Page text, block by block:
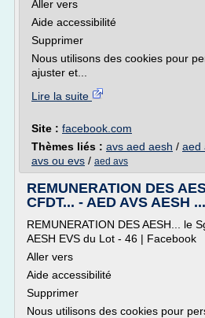
Aller vers
Aide accessibilité
Supprimer
Nous utilisons des cookies pour
ajuster et...
Lire la suite
Site : facebook.com
Thèmes liés : avs aed aesh / aed
avs ou evs / aed avs
REMUNERATION DES
CFDT... - AED AVS AESH ...
REMUNERATION DES AESH... le
AESH EVS du Lot - 46 | Facebook
Aller vers
Aide accessibilité
Supprimer
Nous utilisons des cookies pour